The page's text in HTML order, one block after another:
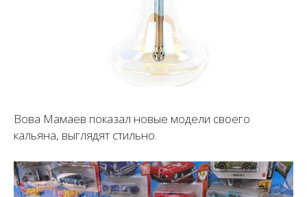
Вова Мамаев показал новые модели своего
кальяна, выглядят стильно.